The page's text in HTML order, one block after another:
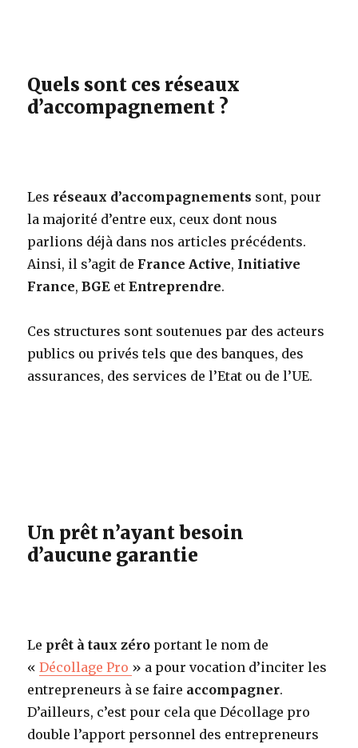
Quels sont ces réseaux
d’accompagnement ?
Les réseaux d’accompagnements sont, pour
la majorité d’entre eux, ceux dont nous
parlions déjà dans nos articles précédents.
Ainsi, il s’agit de France Active, Initiative
France,BGE etEntreprendre.
Ces structures sont soutenues par des acteurs
publics ou privés tels que des banques, des
assurances, des services de l’Etat ou de l’UE.
Un prêt n’ayant besoin
d’aucune garantie
Le prêt à taux zéro portant le nom de
«Décollage Pro » a pour vocation d’inciter les
entrepreneurs à se faire accompagner.
D’ailleurs, c’est pour cela que Décollage pro
double l’apport personnel des entrepreneurs